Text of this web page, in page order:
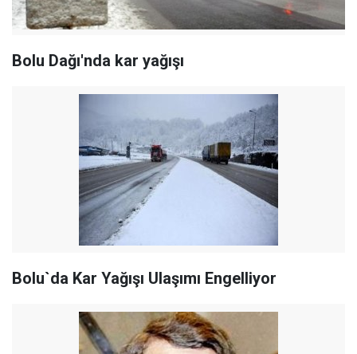
Bolu Dağı'nda kar yağışı
Bolu`da Kar Yağışı Ulaşımı Engelliyor